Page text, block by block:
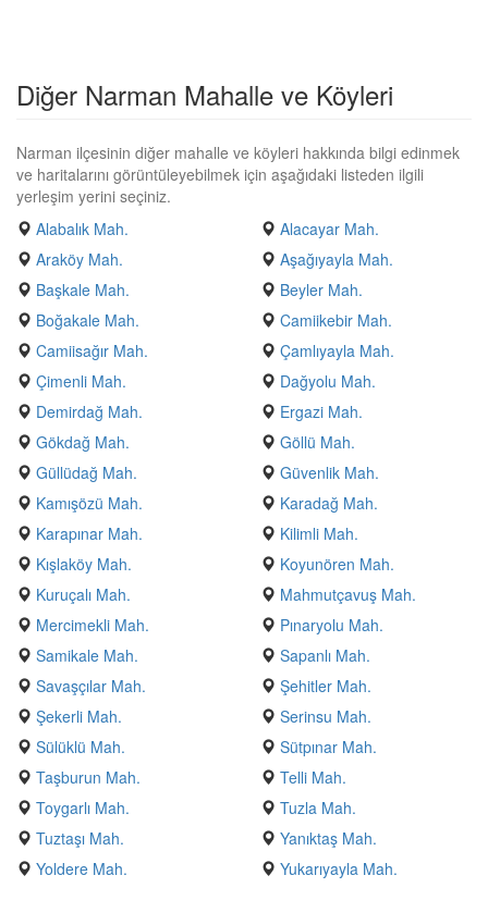
Diğer Narman Mahalle ve Köyleri
Narman ilçesinin diğer mahalle ve köyleri hakkında bilgi edinmek
ve haritalarını görüntüleyebilmek için aşağıdaki listeden ilgili
yerleşim yerini seçiniz.
Alabalık Mah.
Alacayar Mah.
Araköy Mah.
Aşağıyayla Mah.
Başkale Mah.
Beyler Mah.
Boğakale Mah.
Camiikebir Mah.
Camiisağır Mah.
Çamlıyayla Mah.
Çimenli Mah.
Dağyolu Mah.
Demirdağ Mah.
Ergazi Mah.
Gökdağ Mah.
Göllü Mah.
Güllüdağ Mah.
Güvenlik Mah.
Kamışözü Mah.
Karadağ Mah.
Karapınar Mah.
Kilimli Mah.
Kışlaköy Mah.
Koyunören Mah.
Kuruçalı Mah.
Mahmutçavuş Mah.
Mercimekli Mah.
Pınaryolu Mah.
Samikale Mah.
Sapanlı Mah.
Savaşçılar Mah.
Şehitler Mah.
Şekerli Mah.
Serinsu Mah.
Sülüklü Mah.
Sütpınar Mah.
Taşburun Mah.
Telli Mah.
Toygarlı Mah.
Tuzla Mah.
Tuztaşı Mah.
Yanıktaş Mah.
Yoldere Mah.
Yukarıyayla Mah.